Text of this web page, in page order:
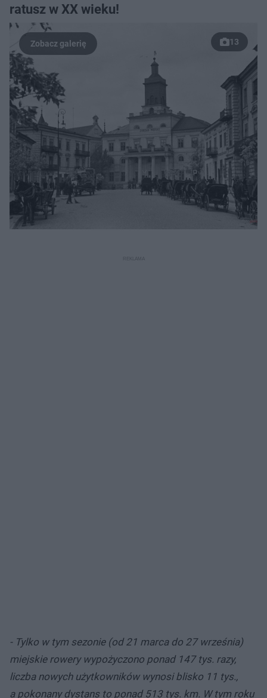
ratusz w XX wieku!
13
- Tylko w tym sezonie (od 21 marca do 27 września)
miejskie rowery wypożyczono ponad 147 tys. razy,
liczba nowych użytkowników wynosi blisko 11 tys.,
a pokonany dystans to ponad 513 tys. km. W tym roku